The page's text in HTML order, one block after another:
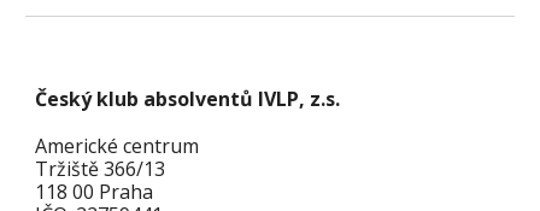
Český klub absolventů IVLP, z.s.
Americké centrum
Tržiště 366/13
118 00 Praha